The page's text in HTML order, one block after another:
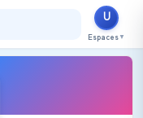
U
Espaces ▼